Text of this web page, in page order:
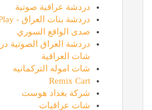
دردشة عراقية صوتية
دردشة بنات العراق - Google Play
صدى الواقع السوري
دردشة العراق الصوتية
شات العراقية
شات اموله التركمانيه
Remix Cart
شركة بغداد هوست
شات عراقيات